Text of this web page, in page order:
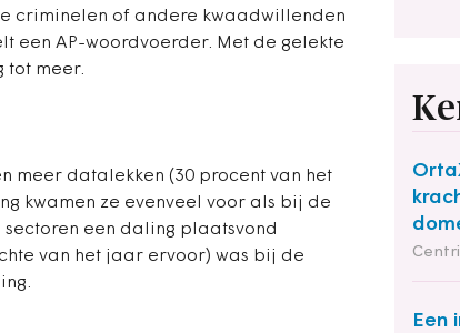
Een
criminelen of andere kwaadwillenden
een AP-woordvoerder. Met de gelekte
tot meer.
meer datalekken (30 procent van het
kwamen ze evenveel voor als bij de
een daling plaatsvond
van het jaar ervoor) was bij de